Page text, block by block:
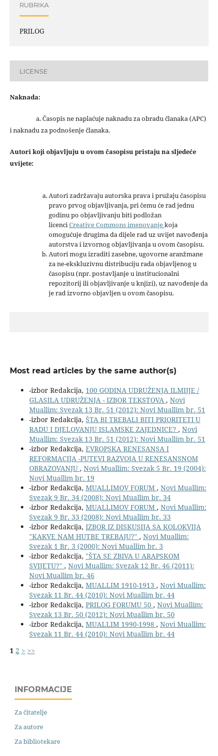
RUBRIKA
PRILOG
LICENSE
Naknada:
a. Časopis ne naplaćuje naknadu za obradu članaka (APC)
i naknadu za podnošenje članaka.
Autori koji objavljuju u ovom časopisu pristaju na sljedeće
uvijete:
Autori zadržavaju autorska prava i pružaju časopisu
pravo prvog objavljivanja, pri čemu će rad jednu
godinu po objavljivanju biti podložan
licenciCreative Commons imenovanjekoja
omogućuje drugima da dijele rad uz uvijet navođenja
autorstva i izvornog objavljivanja u ovom časopisu.
Autori mogu izraditi zasebne, ugovorne aranžmane
za ne-ekskluzivnu distribuciju rada objavljenog u
časopisu (npr. postavljanje u institucionalni
repozitorij ili objavljivanje u knjizi), uz navođenje da
je rad izvorno objavljen u ovom časopisu.
Most read articles by the same author(s)
-izbor Redakcija, 100 GODINA UDRUŽENJA ILMIJJE /
GLASILA UDRUŽENJA - IZBOR TEKSTOVA , Novi
Muallim: Svezak 13 Br. 51 (2012): Novi Muallim br. 51
-izbor Redakcija, ŠTA BI TREBALI BITI PRIORITETI U
RADU I DJELOVANJU ISLAMSKE ZAJEDNICE? , Novi
Muallim: Svezak 13 Br. 51 (2012): Novi Muallim br. 51
-izbor Redakcija, EVROPSKA RENESANSA I
REFORMACIJA -PUTEVI RAZVOJA U RENESANSNOM
OBRAZOVANJU , Novi Muallim: Svezak 5 Br. 19 (2004):
Novi Muallim br. 19
-izbor Redakcija, MUALLIMOV FORUM , Novi Muallim:
Svezak 9 Br. 34 (2008): Novi Muallim br. 34
-izbor Redakcija, MUALLIMOV FORUM , Novi Muallim:
Svezak 9 Br. 33 (2008): Novi Muallim br. 33
-izbor Redakcija, IZBOR IZ DISKUSIJA SA KOLOKVIJA
"KAKVE NAM HUTBE TREBAJU?" , Novi Muallim:
Svezak 1 Br. 3 (2000): Novi Muallim br. 3
-izbor Redakcija, "ŠTA SE ZBIVA U ARAPSKOM
SVIJETU?" , Novi Muallim: Svezak 12 Br. 46 (2011):
Novi Muallim br. 46
-izbor Redakcija, MUALLIM 1910-1913 , Novi Muallim:
Svezak 11 Br. 44 (2010): Novi Muallim br. 44
-izbor Redakcija, PRILOG FORUMU 50 , Novi Muallim:
Svezak 13 Br. 50 (2012): Novi Muallim br. 50
-izbor Redakcija, MUALLIM 1990-1998 , Novi Muallim:
Svezak 11 Br. 44 (2010): Novi Muallim br. 44
1 2 > >>
INFORMACIJE
Za čitatelje
Za autore
Za bibliotekare